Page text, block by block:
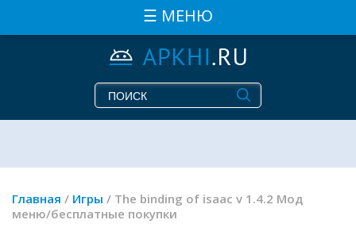
☰ МЕНЮ
Главная / Игры / The binding of isaac v 1.4.2 Мод
меню/бесплатные покупки